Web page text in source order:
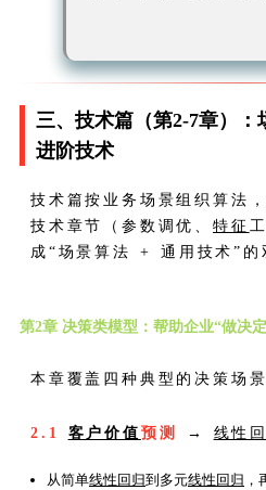
三、技术篇（第2-7章）
进阶技术
技术篇按业务场景组织算法
技术章节（参数调优、特征
成“场景算法 + 通用技术”的
第2章 决策类模型：帮助企业“做决
本章覆盖四种典型的决策场景
2.1 客户价值 预测 → 线性
从简单线性回归到多元线性回归 ，